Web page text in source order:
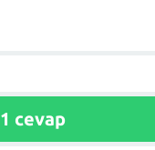
1 cevap